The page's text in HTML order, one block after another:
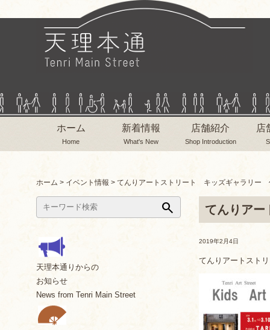
ホーム
Home
新着情報
What's New
店舗紹介
Shop Introduction
店
ホーム > イベント情報 > てんりアートストリート キッズギャラリー
てんりア
2019年2月4日
てんりアートスト
search
天理本通りからの
お知らせ
News from Tenri Main Street